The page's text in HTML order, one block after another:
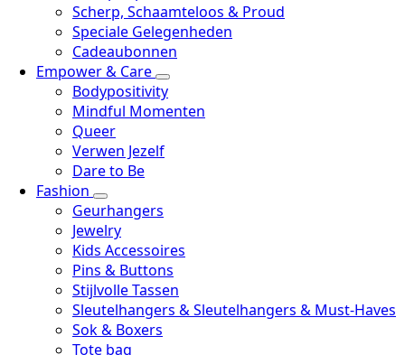
Scherp, Schaamteloos & Proud
Speciale Gelegenheden
Cadeaubonnen
Empower & Care
Bodypositivity
Mindful Momenten
Queer
Verwen Jezelf
Dare to Be
Fashion
Geurhangers
Jewelry
Kids Accessoires
Pins & Buttons
Stijlvolle Tassen
Sleutelhangers & Sleutelhangers & Must-Haves
Sok & Boxers
Tote bag